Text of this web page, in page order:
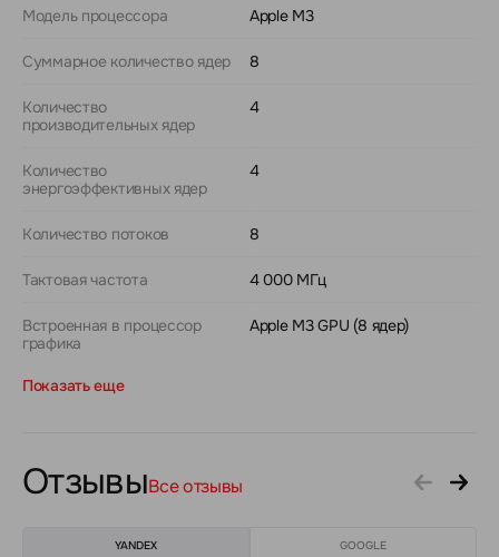
Модель процессора Apple M3
Суммарное количество ядер 8
Количество
производительных ядер
4
Количество
энергоэффективных ядер
4
Количество потоков 8
Тактовая частота 4 000 МГц
Встроенная в процессор
графика
Apple M3 GPU (8 ядер)
Показать еще
ОтзывыВсе отзывы
YANDEX GOOGLE